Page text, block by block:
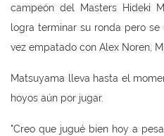
campeón del Masters Hideki
logra terminar su ronda pero
vez empatado con Alex Noren,
Matsuyama lleva hasta el
hoyos aún por jugar.
"Creo que jugué bien hoy a